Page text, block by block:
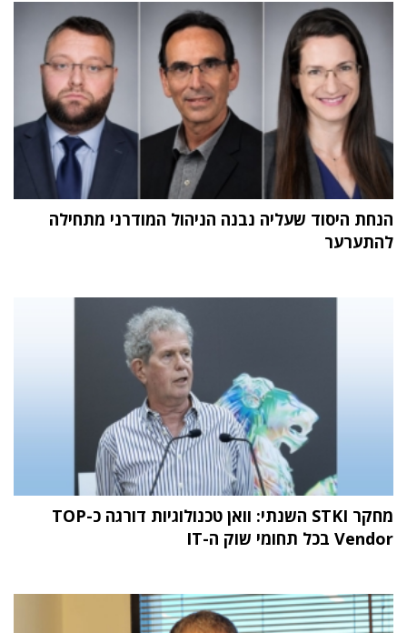
הנחת היסוד שעליה נבנה הניהול המודרני מתחילה
להתערער
מחקר STKI השנתי: וואן טכנולוגיות דורגה כ-TOP
Vendor בכל תחומי שוק ה-IT